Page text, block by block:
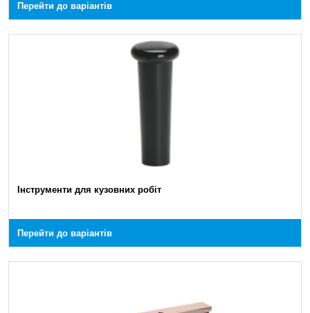
Перейти до варіантів
Інструменти для кузовних робіт
Перейти до варіантів